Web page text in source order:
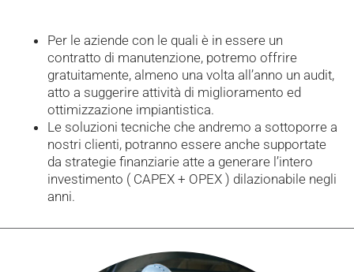
Per le aziende con le quali è in essere un
contratto di manutenzione, potremo offrire
gratuitamente, almeno una volta all’anno un audit,
atto a suggerire attività di miglioramento ed
ottimizzazione impiantistica.
Le soluzioni tecniche che andremo a sottoporre a
nostri clienti, potranno essere anche supportate
da strategie finanziarie atte a generare l’intero
investimento ( CAPEX + OPEX ) dilazionabile negli
anni.